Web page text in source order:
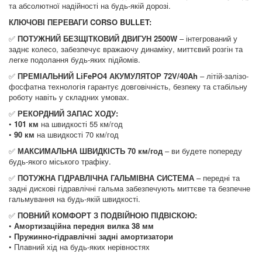
та абсолютної надійності на будь-якій дорозі.
КЛЮЧОВІ ПЕРЕВАГИ CORSO BULLET:
✅ ПОТУЖНИЙ БЕЗЩІТКОВИЙ ДВИГУН 2500W – інтегрований у
заднє колесо, забезпечує вражаючу динаміку, миттєвий розгін та
легке подолання будь-яких підйомів.
✅ ПРЕМІАЛЬНИЙ LiFePO4 АКУМУЛЯТОР 72V/40Ah – літій-залізо-
фосфатна технологія гарантує довговічність, безпеку та стабільну
роботу навіть у складних умовах.
✅ РЕКОРДНИЙ ЗАПАС ХОДУ:
• 101 км на швидкості 55 км/год
• 90 км на швидкості 70 км/год
✅ МАКСИМАЛЬНА ШВИДКІСТЬ 70 км/год – ви будете попереду
будь-якого міського трафіку.
✅ ПОТУЖНА ГІДРАВЛІЧНА ГАЛЬМІВНА СИСТЕМА – передні та
задні дискові гідравлічні гальма забезпечують миттєве та безпечне
гальмування на будь-якій швидкості.
✅ ПОВНИЙ КОМФОРТ З ПОДВІЙНОЮ ПІДВІСКОЮ:
• Амортизаційна передня вилка 38 мм
• Пружинно-гідравлічні задні амортизатори
• Плавний хід на будь-яких нерівностях